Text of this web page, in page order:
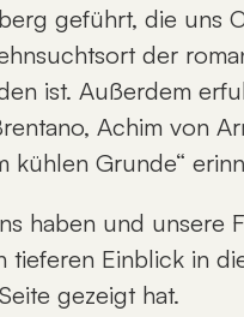
geführt, die uns
der
ist. Außerdem
Achim von
kühlen Grunde“
haben und unsere
Einblick in
gezeigt hat.